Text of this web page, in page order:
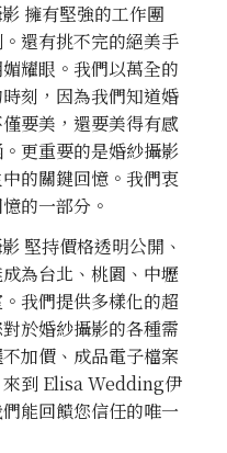
擁有堅強的工作團
還有挑不完的絕美手
耀眼。我們以萬全的
刻，因為我們知道婚
要美，還要美得有感
更重要的是婚紗攝影
的關鍵回憶。我們衷
的一部分。
堅持價格透明公開、
為台北、桃園、中壢
我們提供多樣化的超
於婚紗攝影的各種需
加價、成品電子檔案
來到 Elisa Wedding伊
能回饋您信任的唯一